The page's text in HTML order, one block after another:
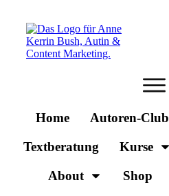
Home Autoren-Club
Textberatung
Kurse
About
Shop